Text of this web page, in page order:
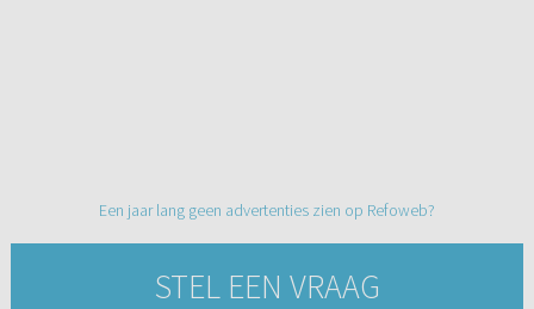
Een jaar lang geen advertenties zien op Refoweb?
STEL EEN VRAAG